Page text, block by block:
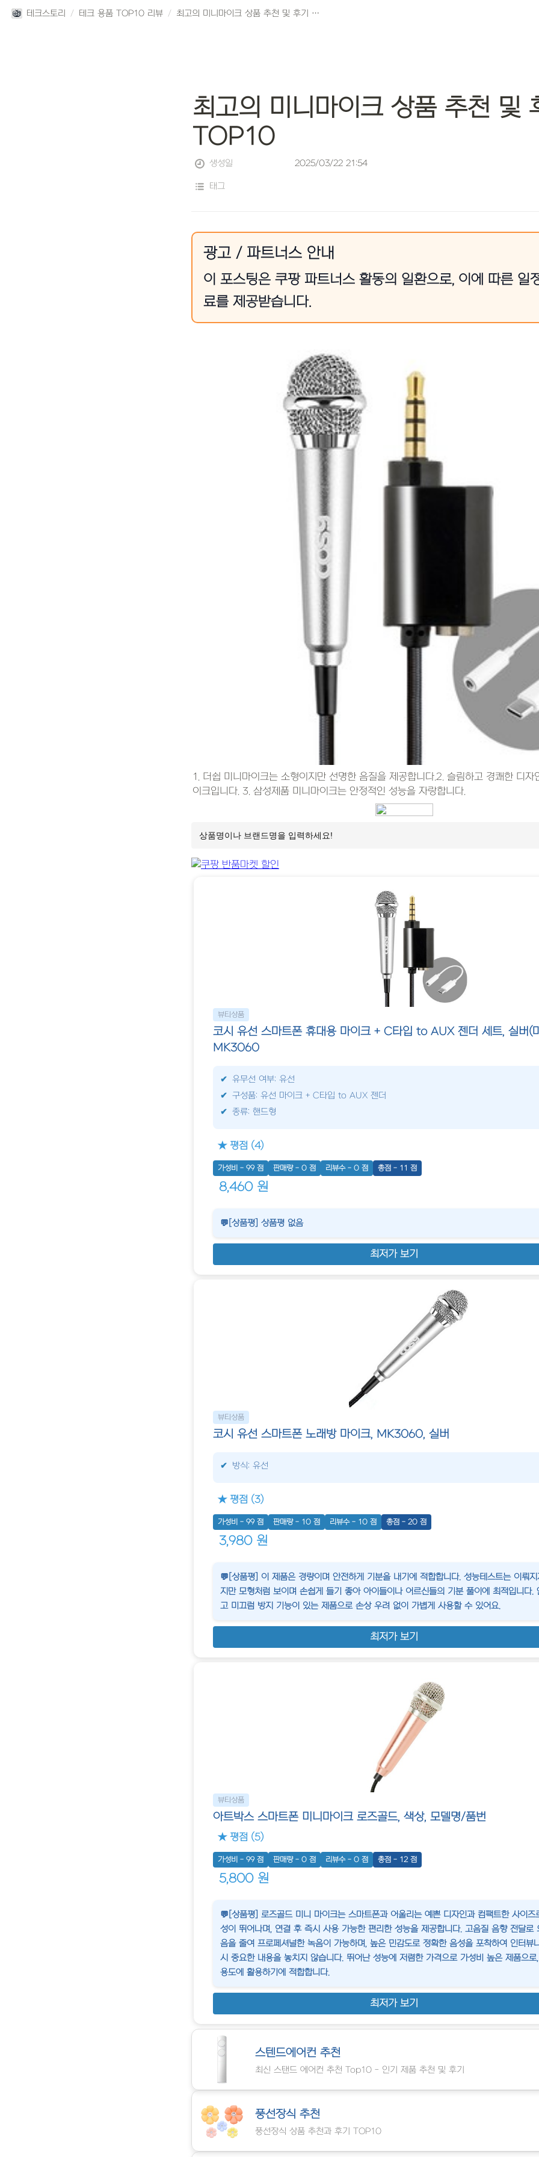
테크스토리 / 테크 용품 TOP10 리뷰 / 최고의 미니마이크 상품 추천 및 후기 TOP10
최고의 미니마이크 상품 추천 및
TOP10
생성일 2025/03/22 21:54
태그
광고 / 파트너스 안내
이 포스팅은 쿠팡 파트너스 활동의 일환으로, 이에 따른 일
료를 제공받습니다.
1. 더쉽 미니마이크는 소형이지만 선명한 음질을 제공합니다.2. 슬림하고 경쾌한 디자
이크입니다. 3. 삼성제품 미니마이크는 안정적인 성능을 자랑합니다.
뷰티상품
코시 유선 스마트폰 휴대용 마이크 + C타입 to AUX 젠더 세트, 실버(
MK3060
유무선 여부: 유선
구성품: 유선 마이크 + C타입 to AUX 젠더
종류: 핸드형
★ 평점 (4)
가성비 - 99 점 판매량 - 0 점 리뷰수 - 0 점 총점 - 11 점
8,460 원
💬[상품평] 상품평 없음
최저가 보기
뷰티상품
코시 유선 스마트폰 노래방 마이크, MK3060, 실버
방식: 유선
★ 평점 (3)
가성비 - 99 점 판매량 - 10 점 리뷰수 - 10 점 총점 - 20 점
3,980 원
💬[상품평] 이 제품은 경량이며 안전하게 기분을 내기에 적합합니다. 성능테스트는 이뤄
지만 모형처럼 보이며 손쉽게 들기 좋아 아이들이나 어르신들의 기분 풀이에 최적입니다.
고 미끄럼 방지 기능이 있는 제품으로 손상 우려 없이 가볍게 사용할 수 있어요.
최저가 보기
뷰티상품
아트박스 스마트폰 미니마이크 로즈골드, 색상, 모델명/품번
★ 평점 (5)
가성비 - 99 점 판매량 - 0 점 리뷰수 - 0 점 총점 - 12 점
5,800 원
💬[상품평] 로즈골드 미니 마이크는 스마트폰과 어울리는 예쁜 디자인과 컴팩트한 사이즈
성이 뛰어나며, 연결 후 즉시 사용 가능한 편리한 성능을 제공합니다. 고음질 음향 전달로
음을 줄여 프로페셔널한 녹음이 가능하며, 높은 민감도로 정확한 음성을 포착하여 인터뷰
시 중요한 내용을 놓치지 않습니다. 뛰어난 성능에 저렴한 가격으로 가성비 높은 제품으로
용도에 활용하기에 적합합니다.
최저가 보기
스텐드에어컨 추천
최신 스탠드 에어컨 추천 Top10 - 인기 제품 추천 및 후기
풍선장식 추천
풍선장식 상품 추천과 후기 TOP10